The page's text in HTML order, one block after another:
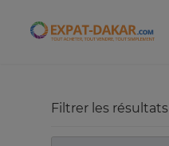
Expat-Dakar
Filtrer les résultats